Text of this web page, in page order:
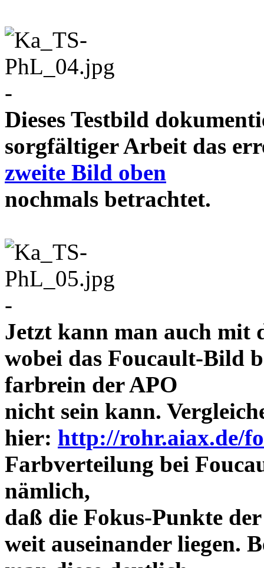
-
Dieses Testbild
sorgfältiger Arbeit das
zweite Bild oben
nochmals
-
Jetzt kann man auch mit
wobei das Foucault-Bild
farbrein der APO
nicht sein kann.
hier: http://rohr.aiax.de/
Farbverteilung bei
nämlich,
daß die Fokus-Punkte
weit auseinander liegen.